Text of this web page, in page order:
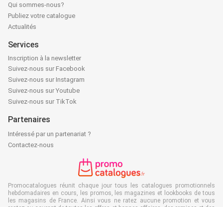
Qui sommes-nous?
Publiez votre catalogue
Actualités
Services
Inscription à la newsletter
Suivez-nous sur Facebook
Suivez-nous sur Instagram
Suivez-nous sur Youtube
Suivez-nous sur TikTok
Partenaires
Intéressé par un partenariat ?
Contactez-nous
Promocatalogues réunit chaque jour tous les catalogues promotionnels
hebdomadaires en cours, les promos, les magazines et lookbooks de tous
les magasins de France. Ainsi vous ne ratez aucune promotion et vous